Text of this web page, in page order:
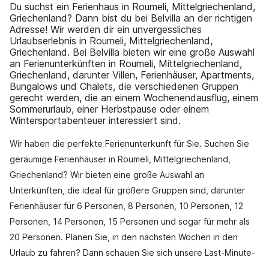
Du suchst ein Ferienhaus in Roumeli, Mittelgriechenland,
Griechenland? Dann bist du bei Belvilla an der richtigen
Adresse! Wir werden dir ein unvergessliches
Urlaubserlebnis in Roumeli, Mittelgriechenland,
Griechenland. Bei Belvilla bieten wir eine große Auswahl
an Ferienunterkünften in Roumeli, Mittelgriechenland,
Griechenland, darunter Villen, Ferienhäuser, Apartments,
Bungalows und Chalets, die verschiedenen Gruppen
gerecht werden, die an einem Wochenendausflug, einem
Sommerurlaub, einer Herbstpause oder einem
Wintersportabenteuer interessiert sind.
Wir haben die perfekte Ferienunterkunft für Sie. Suchen Sie
geräumige Ferienhäuser in Roumeli, Mittelgriechenland,
Griechenland? Wir bieten eine große Auswahl an
Unterkünften, die ideal für größere Gruppen sind, darunter
Ferienhäuser für 6 Personen, 8 Personen, 10 Personen, 12
Personen, 14 Personen, 15 Personen und sogar für mehr als
20 Personen. Planen Sie, in den nächsten Wochen in den
Urlaub zu fahren? Dann schauen Sie sich unsere Last-Minute-